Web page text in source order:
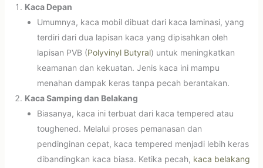
Kaca Depan
Umumnya, kaca mobil dibuat dari kaca laminasi, yang
terdiri dari dua lapisan kaca yang dipisahkan oleh
lapisan PVB (Polyvinyl Butyral) untuk meningkatkan
keamanan dan kekuatan. Jenis kaca ini mampu
menahan dampak keras tanpa pecah berantakan.
Kaca Samping dan Belakang
Biasanya, kaca ini terbuat dari kaca tempered atau
toughened. Melalui proses pemanasan dan
pendinginan cepat, kaca tempered menjadi lebih keras
dibandingkan kaca biasa. Ketika pecah, kaca belakang